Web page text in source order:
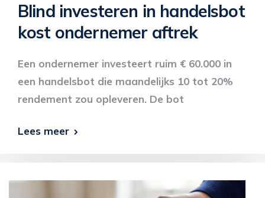
Blind investeren in handelsbot
kost ondernemer aftrek
Een ondernemer investeert ruim € 60.000 in
een handelsbot die maandelijks 10 tot 20%
rendement zou opleveren. De bot
Lees meer